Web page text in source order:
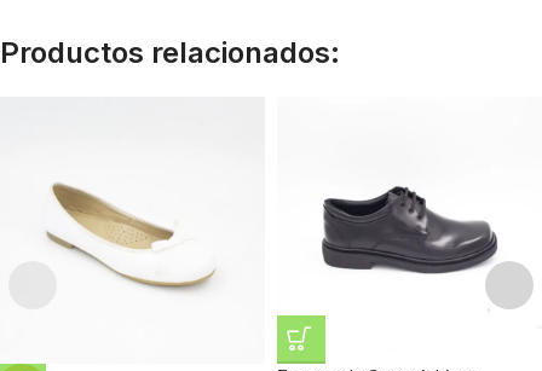
Productos relacionados: